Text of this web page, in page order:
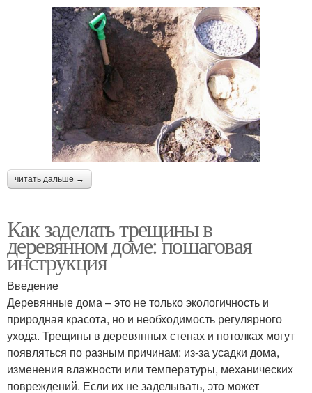
читать дальше →
Как заделать трещины в
деревянном доме: пошаговая
инструкция
Введение
Деревянные дома – это не только экологичность и
природная красота, но и необходимость регулярного
ухода. Трещины в деревянных стенах и потолках могут
появляться по разным причинам: из-за усадки дома,
изменения влажности или температуры, механических
повреждений. Если их не заделывать, это может